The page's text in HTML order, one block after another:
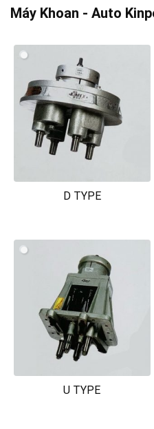
Máy Khoan - Auto
D TYPE
U TYPE